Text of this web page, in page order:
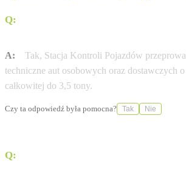
Q:
A:
Tak, Stacja Kontroli Pojazdów
techniczne aut osobowych oraz dostawczych
całkowitej do 3,5 tony.
Czy ta odpowiedź była pomocna? Tak Nie
Q: